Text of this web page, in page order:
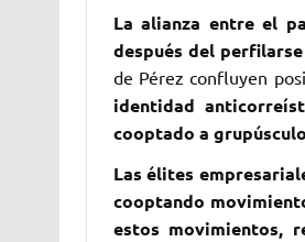
La alianza entre el
después del
de Pérez confluyen
identidad
cooptado a
Las élites
cooptando
estos movimientos,